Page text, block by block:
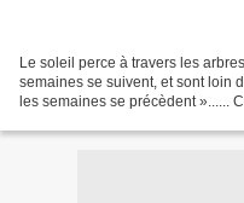
Le soleil perce à travers les
semaines se suivent, et sont loin
les semaines se précèdent »......